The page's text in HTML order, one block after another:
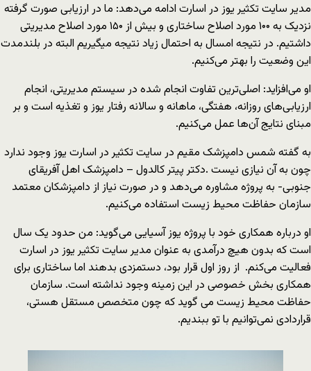
مدیر سایت تکثیر یوز در اسارت ادامه می‌دهد: ما در ارزیابی صورت گرفته
نزدیک به ۱۰۰ مورد اصلاح ساختاری و بیش از ۱۵۰ مورد اصلاح مدیریتی
داشتیم. در نتیجه امسال به احتمال زیاد نتیجه میگیریم البته در بلندمدت
این وضعیت را بهتر می‌کنیم.
او می‌افزاید: اصلی‌ترین تفاوت انجام شده در سیستم مدیریتی، انجام
ارزیابی‌های روزانه، هفتگی، ماهانه و سالانه رفتار یوز و تغذیه است و بر
مبنای نتایج آن‌ها عمل می‌کنیم.
به گفته شمس دامپزشک مقیم در سایت تکثیر در اسارت یوز وجود ندارد
چون به آن نیازی نیست .دکتر پیتر کالدول – دامپزشک اهل آفریقای
جنوبی- به پروژه مشاوره می‌دهد و در صورت نیاز از دامپزشکان معتمد
سازمان حفاظت محیط زیست استفاده می‌کنیم.
او درباره همکاری خود با پروژه یوز آسیایی می‌گوید: من حدود یک سال
است که بدون هیچ درآمدی به عنوان مدیر سایت تکثیر یوز در اسارت
فعالیت می‌کنم. از روز اول قرار بود، دستمزدی بدهند اما ساختاری برای
همکاری بخش خصوصی در این زمینه وجود نداشته است. سازمان
حفاظت محیط زیست می گوید که چون متخصص مستقل هستی،
قراردادی نمی‌توانیم با تو ببندیم.